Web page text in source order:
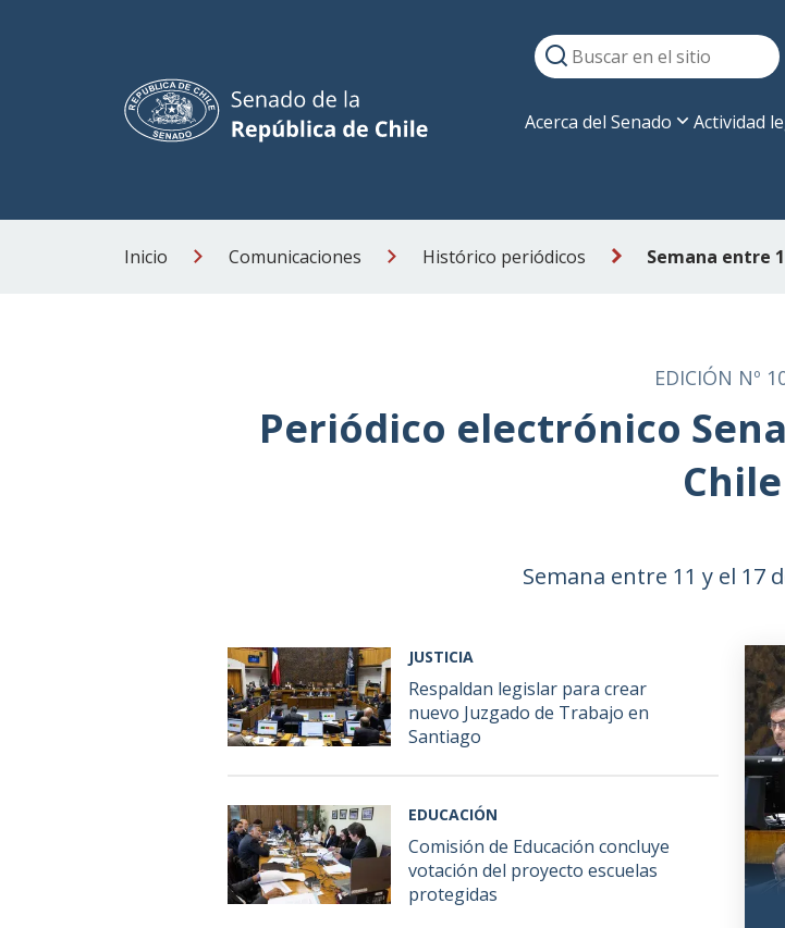
Acerca del Senado Actividad
Inicio Comunicaciones Histórico periódicos
EDICIÓN Nº
Periódico electrónico
Chile
Semana entre 11 y el 17
JUSTICIA
Respaldan legislar para crear
nuevo Juzgado de Trabajo en
Santiago
EDUCACIÓN
Comisión de Educación concluye
votación del proyecto escuelas
protegidas